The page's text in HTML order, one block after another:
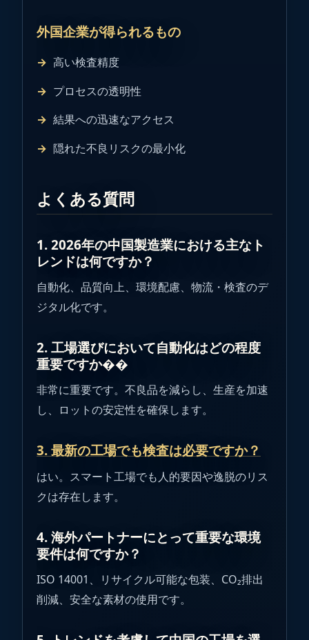
外国企業が得られるもの
高い検査精度
プロセスの透明性
結果への迅速なアクセス
隠れた不良リスクの最小化
よくある質問
1. 2026年の中国製造業における主なト
レンドは何ですか？
自動化、品質向上、環境配慮、物流・検査のデ
ジタル化です。
2. 工場選びにおいて自動化はどの程度
重要ですか��
非常に重要です。不良品を減らし、生産を加速
し、ロットの安定性を確保します。
3. 最新の工場でも検査は必要ですか？
はい。スマート工場でも人的要因や逸脱のリス
クは存在します。
4. 海外パートナーにとって重要な環境
要件は何ですか？
ISO 14001、リサイクル可能な包装、CO₂排出
削減、安全な素材の使用です。